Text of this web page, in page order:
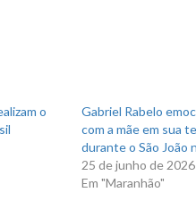
o
Gabriel Rabelo
com a mãe em sua
durante o São João
25 de junho de 2026
Em "Maranhão"